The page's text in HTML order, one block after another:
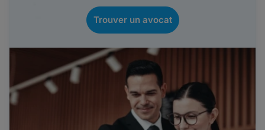
Trouver un avocat